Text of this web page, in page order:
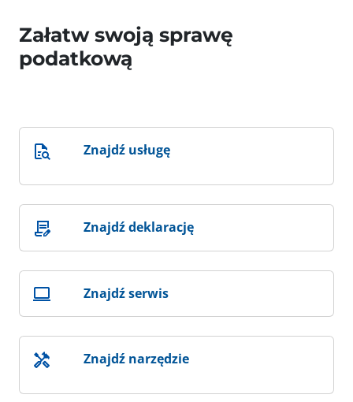
Załatw swoją sprawę
podatkową
Znajdź usługę
Znajdź deklarację
Znajdź serwis
Znajdź narzędzie